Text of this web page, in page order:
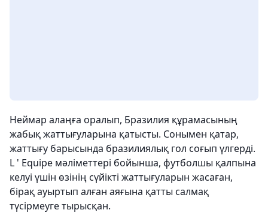
Неймар алаңға оралып, Бразилия құрамасының
жабық жаттығуларына қатысты. Сонымен қатар,
жаттығу барысында бразилиялық гол соғып үлгерді.
L ' Equipe мәліметтері бойынша, футболшы қалпына
келуі үшін өзінің сүйікті жаттығуларын жасаған,
бірақ ауыртып алған аяғына қатты салмақ
түсірмеуге тырысқан.